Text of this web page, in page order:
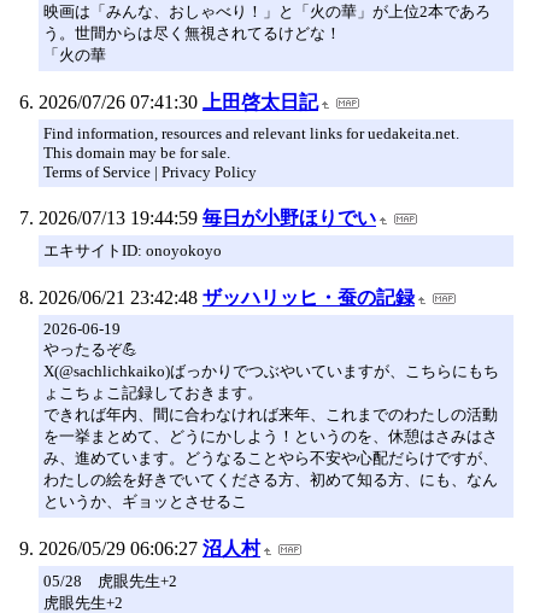
映画は「みんな、おしゃべり！」と「火の華」が上位2本であろ
う。世間からは尽く無視されてるけどな！
「火の華
2026/07/26 07:41:30 上田啓太日記
Find information, resources and relevant links for uedakeita.net.
This domain may be for sale.
Terms of Service | Privacy Policy
2026/07/13 19:44:59 毎日が小野ほりでい
エキサイトID: onoyokoyo
2026/06/21 23:42:48 ザッハリッヒ・蚕の記録
2026-06-19
やったるぞ💪
X(@sachlichkaiko)ばっかりでつぶやいていますが、こちらにもち
ょこちょこ記録しておきます。
できれば年内、間に合わなければ来年、これまでのわたしの活動
を一挙まとめて、どうにかしよう！というのを、休憩はさみはさ
み、進めています。どうなることやら不安や心配だらけですが、
わたしの絵を好きでいてくださる方、初めて知る方、にも、なん
というか、ギョッとさせるこ
2026/05/29 06:06:27 沼人村
05/28 虎眼先生+2
虎眼先生+2